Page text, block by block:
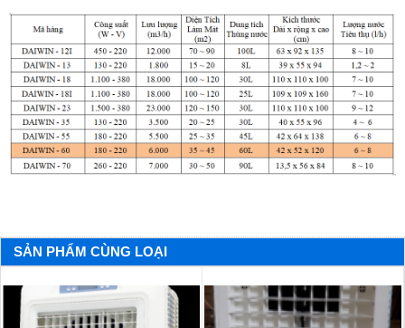
SẢN PHẨM CÙNG LOẠI